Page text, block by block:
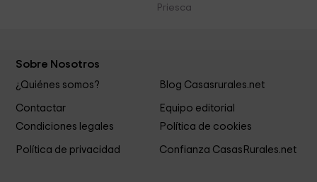
Priesca
Sobre Nosotros
¿Quiénes somos? Blog Casasrurales.net
Contactar
Equipo editorial
Condiciones legales
Política de cookies
Política de privacidad Confianza CasasRurales.net